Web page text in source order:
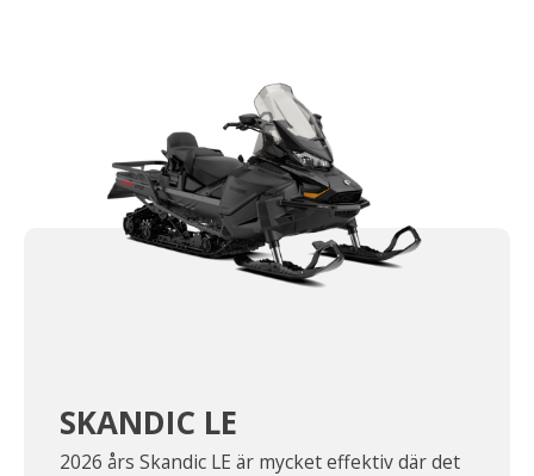
SKANDIC LE
2026 års Skandic LE är mycket effektiv där det